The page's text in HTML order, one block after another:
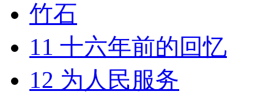
竹石
11 十六年前的回忆
12 为人民服务